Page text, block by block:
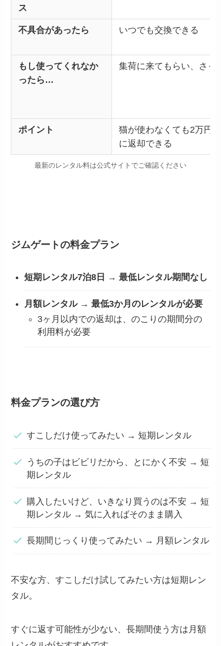
ス
不具合があったら いつでも交換できる
もし使ってくれなか
ったら…
集荷に来てもらい、さっ
ポイント
猫が使わなくても2万円
に返却できる
最新のレンタル料は公式サイトでご確認ください
ジムゲートの料金プラン
短期レンタル7泊8日 →最低レンタル期間なし
月額レンタル→最低3か月のレンタルが必要
3ヶ月以内での返却は、のこりの期間分の
利用料が必要
料金プランの選び方
すこしだけ使ってみたい → 短期レンタル
うちの子はビビリだから、とにかく不安 → 短
期レンタル
購入したいけど、いきなり買うのは不安 → 短
期レンタル → 気に入ればそのまま購入
長期間じっくり使ってみたい → 月額レンタル
不安な方、すこしだけ試してみたい方は短期レン
タル。
すぐに返す可能性が少ない、長期間使う方は月額